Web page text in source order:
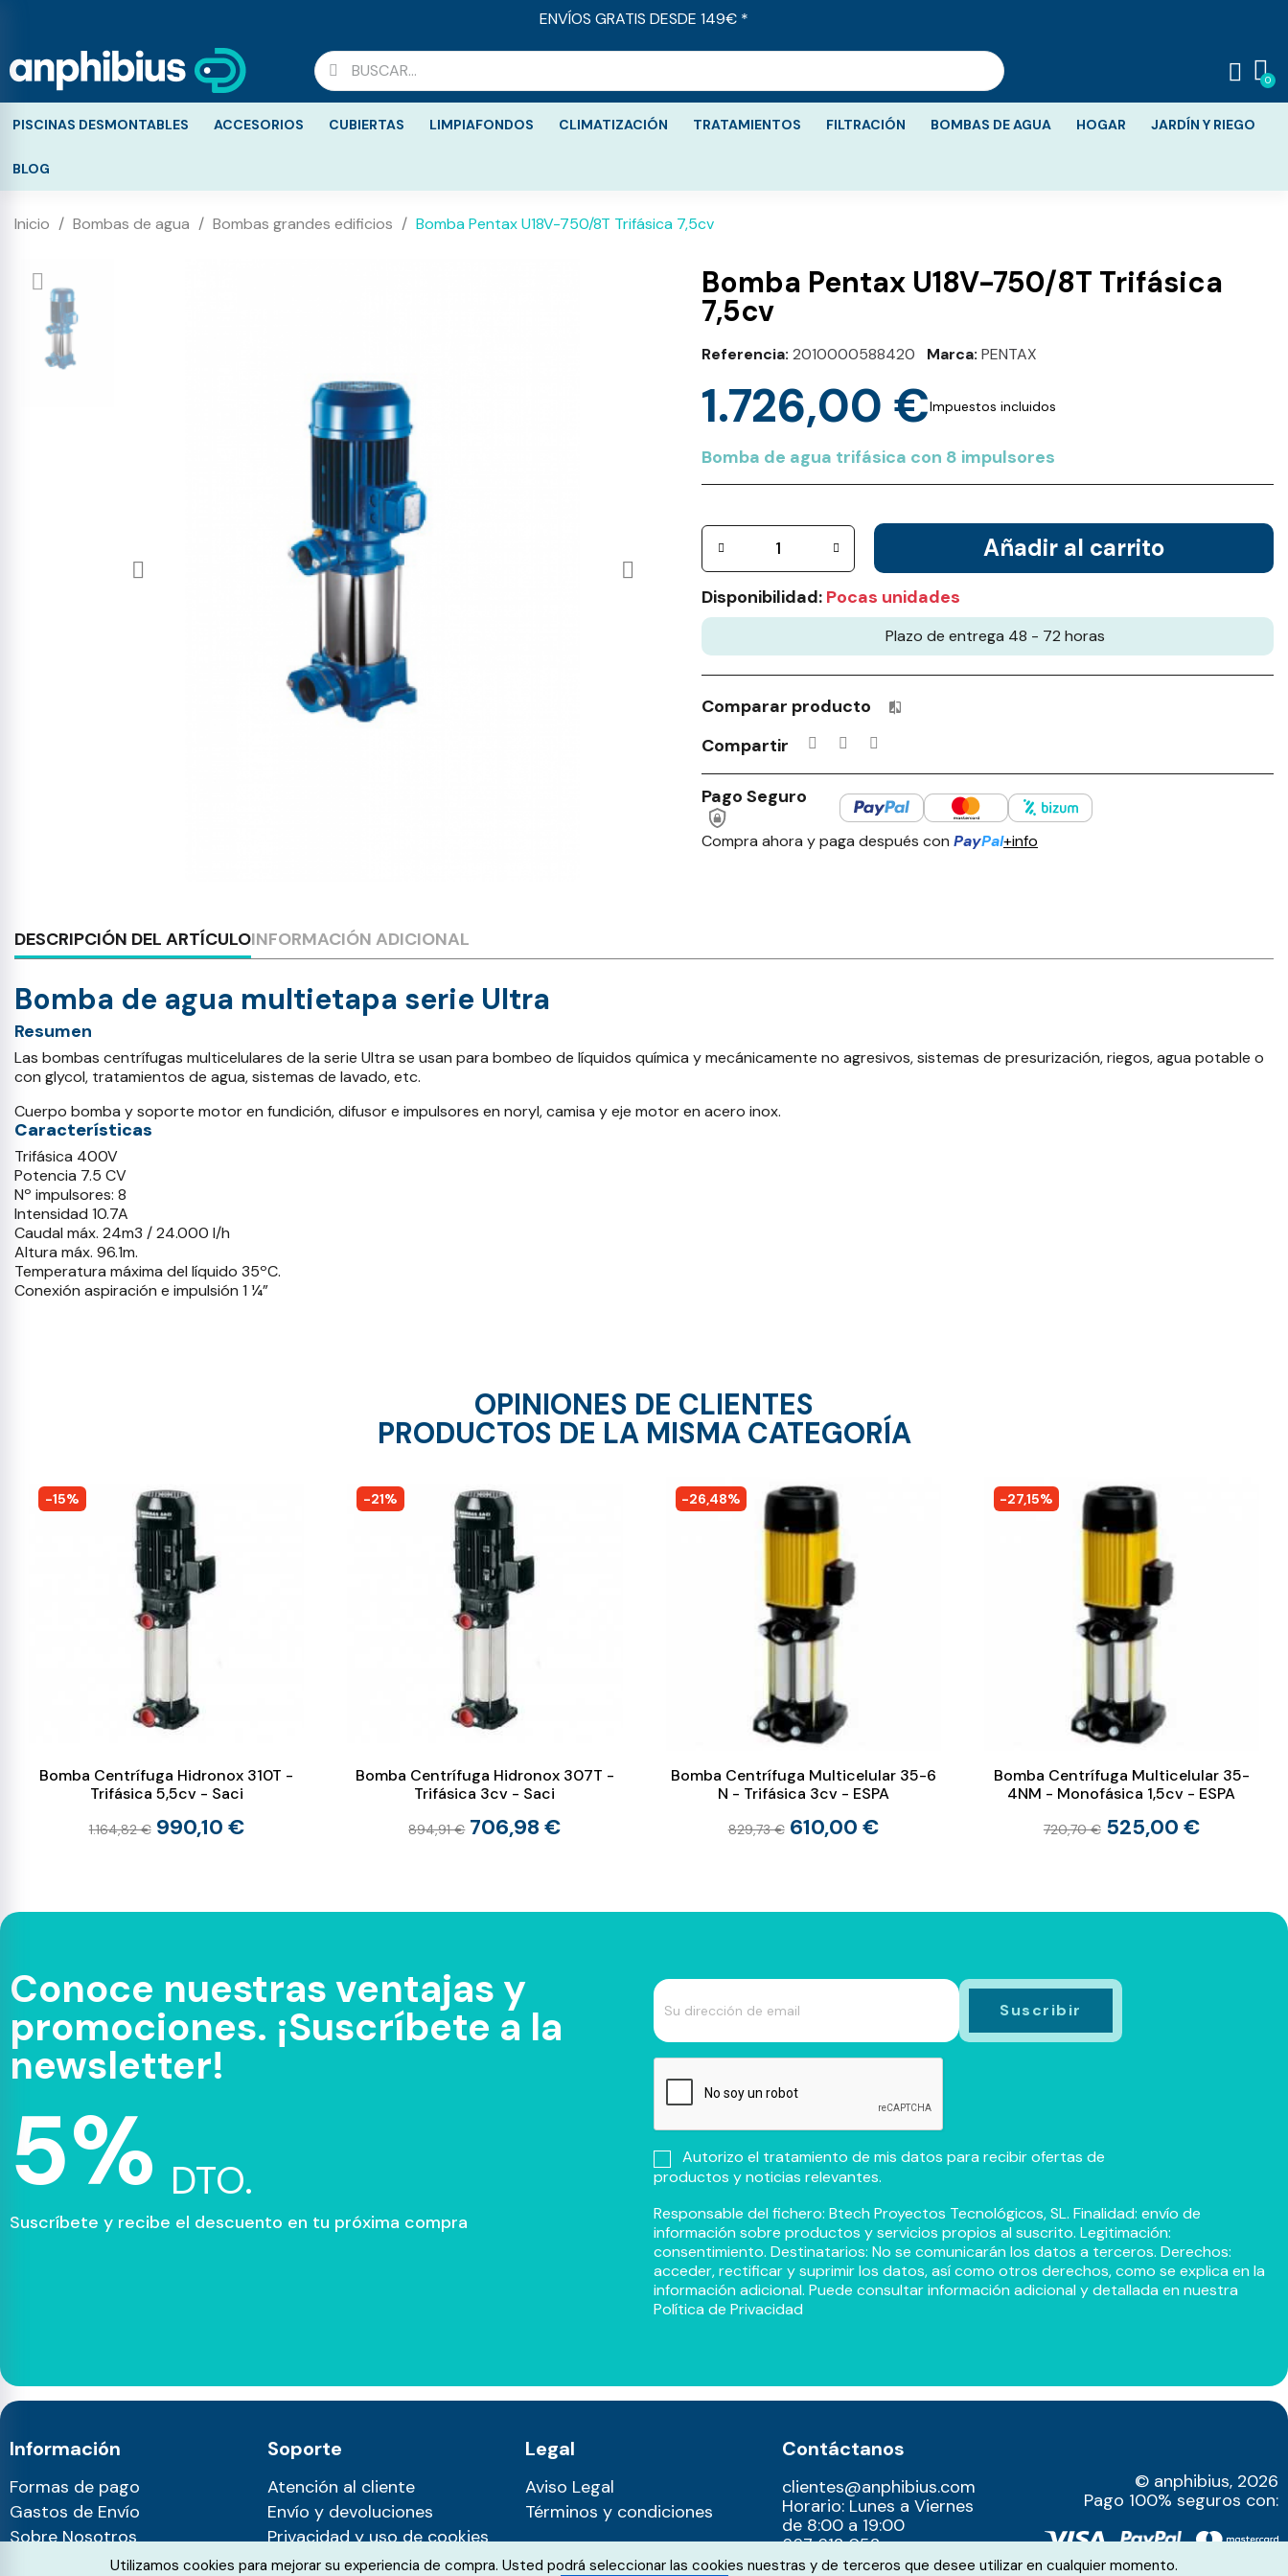
ENVÍOS GRATIS DESDE 149€ *
PISCINAS DESMONTABLES ACCESORIOS CUBIERTAS LIMPIAFONDOS CLIMATIZACIÓN TRATAMIENTOS FILTRACIÓN BOMBAS DE AGUA HOGAR JARDÍN Y RIEGO
BLOG
Inicio Bombas de agua Bombas grandes edificios Bomba Pentax U18V-750/8T Trifásica 7,5cv
Bomba Pentax U18V-750/8T Trifásica
7,5cv
Referencia 2010000588420 Marca PENTAX
1.726,00 €Impuestos incluidos
Bomba de agua trifásica con 8 impulsores
Añadir al carrito
Disponibilidad: Pocas unidades
Plazo de entrega 48 - 72 horas
Comparar producto Productos incluidos en tu lista de comparación: 0 / 4
Compartir
Pago Seguro
Compra ahora y paga después con PayPal+info
DESCRIPCIÓN DEL ARTÍCULOINFORMACIÓN ADICIONAL
Bomba de agua multietapa serie Ultra
Resumen
Las bombas centrífugas multicelulares de la serie Ultra se usan para bombeo de líquidos química y mecánicamente no agresivos, sistemas de presurización, riegos, agua potable o
con glycol, tratamientos de agua, sistemas de lavado, etc.
Cuerpo bomba y soporte motor en fundición, difusor e impulsores en noryl, camisa y eje motor en acero inox.
Características
Trifásica 400V
Potencia 7.5 CV
Nº impulsores: 8
Intensidad 10.7A
Caudal máx. 24m3 / 24.000 l/h
Altura máx. 96.1m.
Temperatura máxima del líquido 35ºC.
Conexión aspiración e impulsión 1 ¼”
OPINIONES DE CLIENTES
PRODUCTOS DE LA MISMA CATEGORÍA
-15%
Bomba Centrífuga Hidronox 310T -
Trifásica 5,5cv - Saci
1.164,82 € 990,10 €
-21%
Bomba Centrífuga Hidronox 307T -
Trifásica 3cv - Saci
894,91 € 706,98 €
-26,48%
Bomba Centrífuga Multicelular 35-6
N - Trifásica 3cv - ESPA
829,73 € 610,00 €
-27,15%
Bomba Centrífuga Multicelular 35-
4NM - Monofásica 1,5cv - ESPA
720,70 € 525,00 €
Conoce nuestras ventajas y
promociones. ¡Suscríbete a la
newsletter!
5% DTO.
Suscríbete y recibe el descuento en tu próxima compra
Autorizo el tratamiento de mis datos para recibir ofertas de
productos y noticias relevantes.
Responsable del fichero: Btech Proyectos Tecnológicos, SL. Finalidad: envío de
información sobre productos y servicios propios al suscrito. Legitimación:
consentimiento. Destinatarios: No se comunicarán los datos a terceros. Derechos:
acceder, rectificar y suprimir los datos, así como otros derechos, como se explica en la
información adicional. Puede consultar información adicional y detallada en nuestra
Política de Privacidad
Información
Formas de pago
Gastos de Envío
Sobre Nosotros
Soporte
Atención al cliente
Envío y devoluciones
Privacidad y uso de cookies
Legal
Aviso Legal
Términos y condiciones
Contáctanos
clientes@anphibius.com
Horario: Lunes a Viernes
de 8:00 a 19:00
667 612 052​
© anphibius, 2026
Pago 100% seguros con:
Utilizamos cookies para mejorar su experiencia de compra. Usted podrá seleccionar las cookies nuestras y de terceros que desee utilizar en cualquier momento.